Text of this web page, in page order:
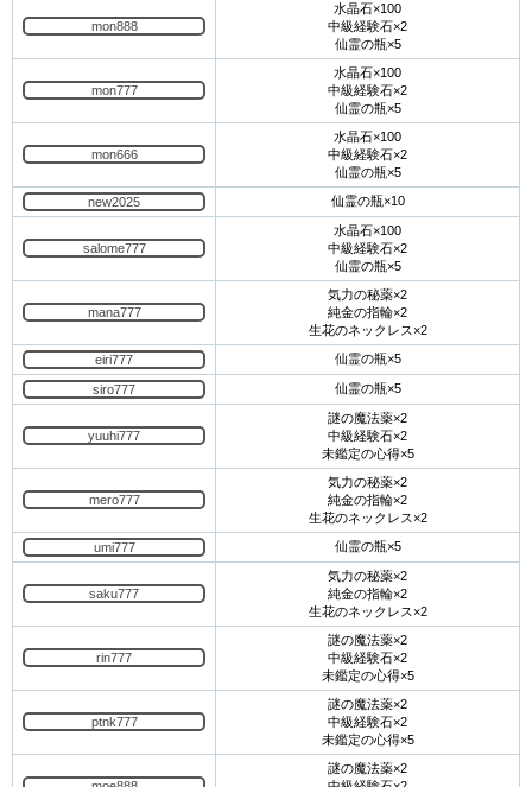
mon888
水晶石×100
中級経験石×2
仙霊の瓶×5
mon777
水晶石×100
中級経験石×2
仙霊の瓶×5
mon666
水晶石×100
中級経験石×2
仙霊の瓶×5
new2025 仙霊の瓶×10
salome777
水晶石×100
中級経験石×2
仙霊の瓶×5
mana777
気力の秘薬×2
純金の指輪×2
生花のネックレス×2
eiri777 仙霊の瓶×5
siro777 仙霊の瓶×5
yuuhi777
謎の魔法薬×2
中級経験石×2
未鑑定の心得×5
mero777
気力の秘薬×2
純金の指輪×2
生花のネックレス×2
umi777 仙霊の瓶×5
saku777
気力の秘薬×2
純金の指輪×2
生花のネックレス×2
rin777
謎の魔法薬×2
中級経験石×2
未鑑定の心得×5
ptnk777
謎の魔法薬×2
中級経験石×2
未鑑定の心得×5
謎の魔法薬×2